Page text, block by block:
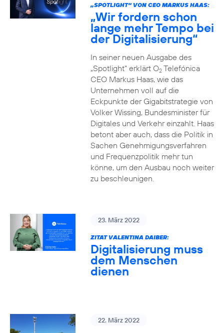
„SPOTLIGHT“ VON CEO MARKUS HAAS:
„Wir fordern schon
lange mehr Tempo bei
der Digitalisierung“
In seiner neuen Ausgabe des
„Spotlight“ erklärt O2Telefónica
CEO Markus Haas, wie das
Unternehmen voll auf die
Eckpunkte der Gigabitstrategie von
Volker Wissing, Bundesminister für
Digitales und Verkehr einzahlt. Haas
betont aber auch, dass die Politik in
Sachen Genehmigungsverfahren
und Frequenzpolitik mehr tun
könne, um den Ausbau noch weiter
zu beschleunigen.
23. März 2022
ZITAT VALENTINA DAIBER:
Digitalisierung muss
dem Menschen
dienen
22. März 2022